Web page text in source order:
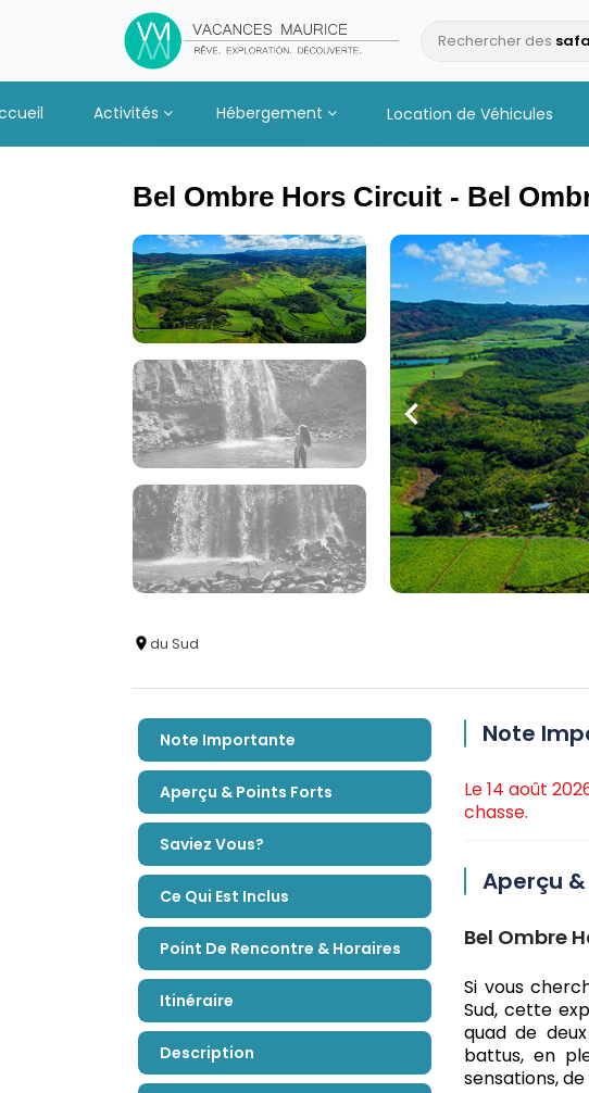
Rechercher des
Activités Hébergement Location de Véhicules
Bel Ombre Hors Circuit - Bel
du Sud
Note Importante
Aperçu & Points Forts
Saviez Vous?
Ce Qui Est Inclus
Point De Rencontre & Horaires
Itinéraire
Description
Note
Le 14 août
chasse.
Aperçu
Bel Ombre
Si vous
Sud, cette
quad de
battus, en
sensations,